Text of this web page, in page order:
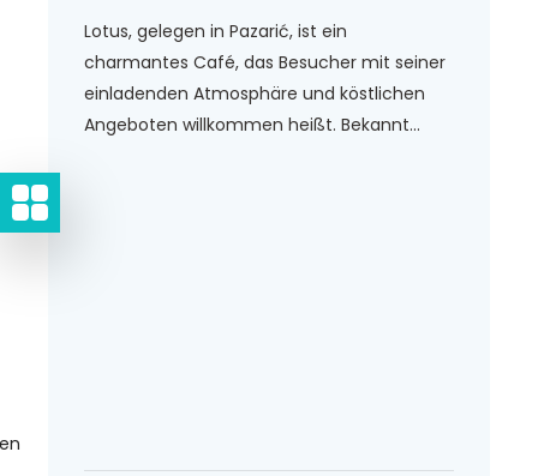
Lotus, gelegen in Pazarić, ist ein
charmantes Café, das Besucher mit seiner
einladenden Atmosphäre und köstlichen
Angeboten willkommen heißt. Bekannt...